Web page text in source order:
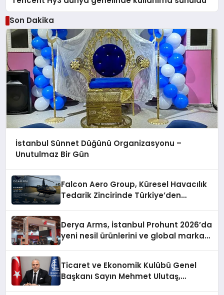
Son Dakika
İstanbul Sünnet Düğünü Organizasyonu –
Unutulmaz Bir Gün
Falcon Aero Group, Küresel Havacılık
Tedarik Zincirinde Türkiye’den
Derya Arms, İstanbul Prohunt 2026’da
yeni nesil ürünlerini ve global marka
Ticaret ve Ekonomik Kulübü Genel
Başkanı Sayın Mehmet Ulutaş,